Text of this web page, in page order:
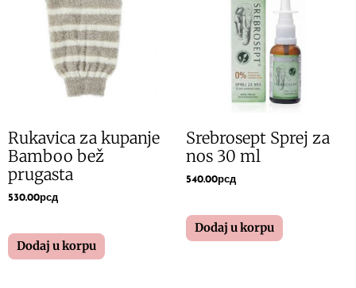
Rukavica za kupanje
Bamboo bež
prugasta
530.00рсд
Dodaj u korpu
Srebrosept Sprej za
nos 30 ml
540.00рсд
Dodaj u korpu